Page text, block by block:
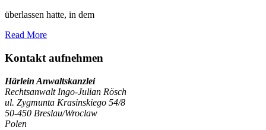
überlassen hatte, in dem
Read More
Kontakt aufnehmen
Härlein Anwaltskanzlei
Rechtsanwalt Ingo-Julian Rösch
ul. Zygmunta Krasinskiego 54/8
50-450 Breslau/Wroclaw
Polen